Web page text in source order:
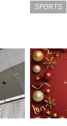
SPORTS